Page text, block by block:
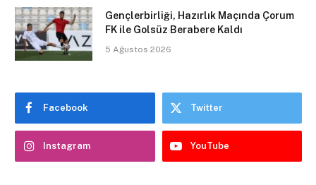
Gençlerbirliği, Hazırlık Maçında Çorum
FK ile Golsüz Berabere Kaldı
5 Ağustos 2026
Facebook Twitter
Instagram YouTube